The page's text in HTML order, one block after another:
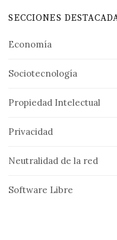
SECCIONES
Economía
Sociotecnología
Propiedad Intelectual
Privacidad
Neutralidad de la red
Software Libre